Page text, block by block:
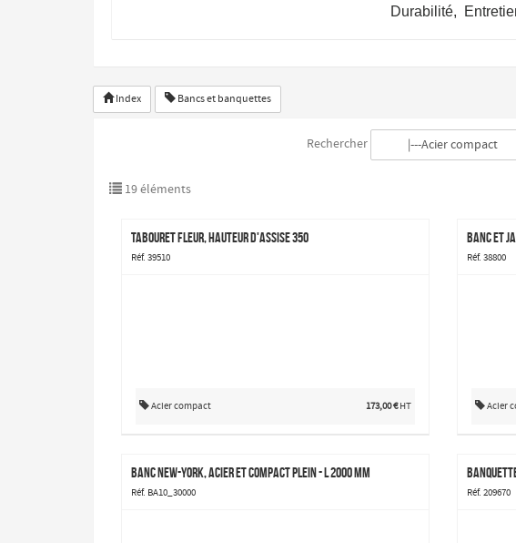
Durabilité,
Index Bancs et banquettes
Rechercher
19 éléments
Tabouret Fleur, hauteur d'assise 350
Réf. 39510
Acier compact 173,00 €HT
Réf. 38800
Acier
Banc New-York, acier et compact plein - L 2000 mm
Réf. BA10_30000 Réf. 209670